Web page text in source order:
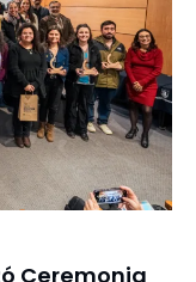
Ceremonia